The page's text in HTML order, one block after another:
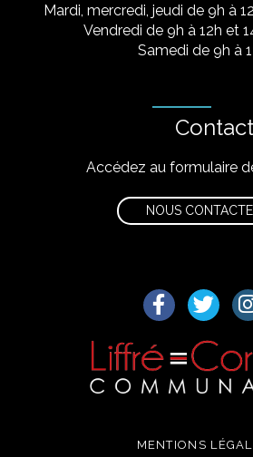
Mardi, mercredi, jeudi de 9h à
Vendredi de 9h à 12h et
Samedi de 9h à
Contact
Accédez au formulaire
NOUS
Lien vers le
Lien
MENTIONS